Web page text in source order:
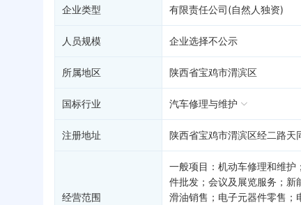
企业类型 有限责任公司(自然人独资)
人员规模 企业选择不公示
所属地区 陕西省宝鸡市渭滨区
国标行业 汽车修理与维护
注册地址 陕西省宝鸡市渭滨区经二路天
经营范围
一般项目：机动车修理和维护
件批发；会议及展览服务；新
滑油销售；电子元器件零售；